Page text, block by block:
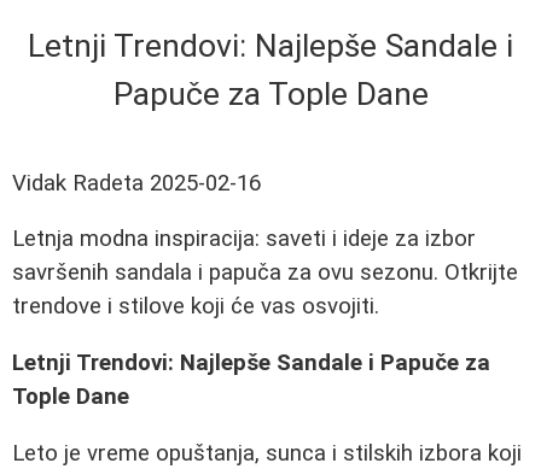
Letnji Trendovi: Najlepše Sandale i
Papuče za Tople Dane
Vidak Radeta 2025-02-16
Letnja modna inspiracija: saveti i ideje za izbor
savršenih sandala i papuča za ovu sezonu. Otkrijte
trendove i stilove koji će vas osvojiti.
Letnji Trendovi: Najlepše Sandale i Papuče za
Tople Dane
Leto je vreme opuštanja, sunca i stilskih izbora koji